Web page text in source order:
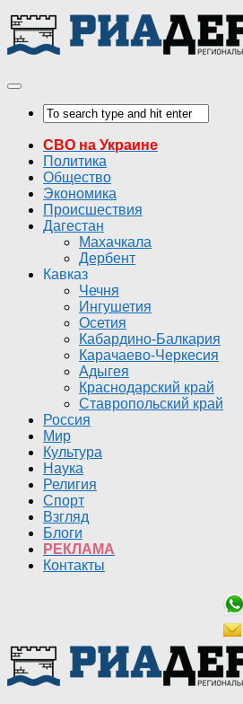
СВО на Украине
Политика
Общество
Экономика
Происшествия
Дагестан
Махачкала
Дербент
Кавказ
Чечня
Ингушетия
Осетия
Кабардино-Балкария
Карачаево-Черкесия
Адыгея
Краснодарский край
Ставропольский край
Россия
Мир
Культура
Наука
Религия
Спорт
Взгляд
Блоги
РЕКЛАМА
Контакты